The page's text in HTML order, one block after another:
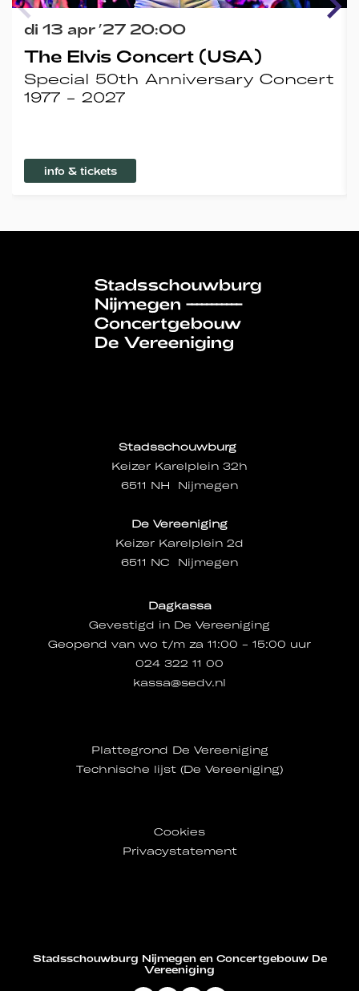
The Elvis Concert (USA)
Special 50th Anniversary Concert
1977 - 2027
di 13 apr ’27 20:00
info & tickets
Stadsschouwburg
Keizer Karelplein 32h
6511 NH Nijmegen
De Vereeniging
Keizer Karelplein 2d
6511 NC Nijmegen
Dagkassa
Gevestigd in De Vereeniging
Geopend van wo t/m za 11:00 - 15:00 uur
024 322 11 00
kassa@sedv.nl
Plattegrond De Vereeniging
Technische lijst (De Vereeniging)
Cookies
Privacystatement
Stadsschouwburg Nijmegen en Concertgebouw De
Vereeniging